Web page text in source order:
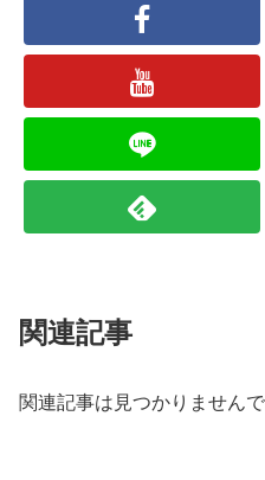
関連記事
関連記事は見つかりませんで